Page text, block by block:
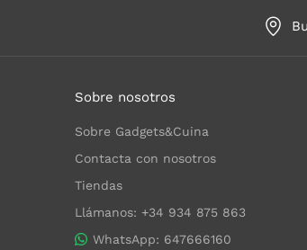
Sobre nosotros
Sobre Gadgets&Cuina
Contacta con nosotros
Tiendas
Llámanos: +34 934 875 863
WhatsApp: 647666160